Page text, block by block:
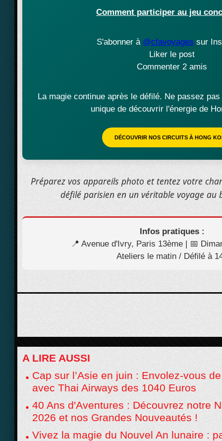
Comment participer au jeu
S'abonner à @cfavoyages sur
Liker le post
Commenter 2 amis
La magie continue après le défilé. Ne passez
unique de découvrir l'énergie de
DÉCOUVRIR NOS CIRCUITS À HONG
Préparez vos appareils photo et tentez votre
défilé parisien en un véritable voyage au
Infos pratiques :
📍 Avenue d'Ivry, Paris 13ème | 📅
Ateliers le matin / Défilé à
A LIRE AUSSI
Cap sur l’Asie en juin : Envolez-vous
avec Thai Airways des 1040 Euros
40 Ans d'Aventures : Découvrez notre
2026 et nos Grandes Nouveautés !
Vivez la magie du Nouvel An lunaire :